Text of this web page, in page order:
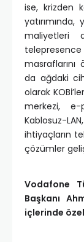
ise, krizden
maliyetleri
da ağdaki
olarak
merkezi,
Kablosuz-
ihtiyaçların
çözümler
Vodafone
Başkanı
içlerinde